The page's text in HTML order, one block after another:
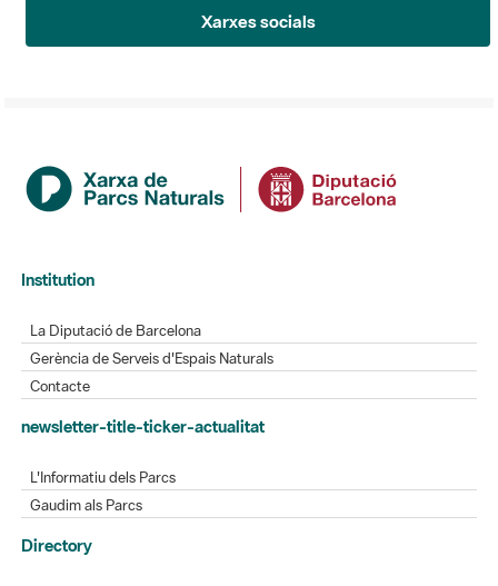
Xarxes socials
Institution
La Diputació de Barcelona
Gerència de Serveis d'Espais Naturals
Contacte
newsletter-title-ticker-actualitat
L'Informatiu dels Parcs
Gaudim als Parcs
Directory